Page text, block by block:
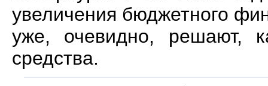
увеличения бюджетного
уже, очевидно, решают,
средства.